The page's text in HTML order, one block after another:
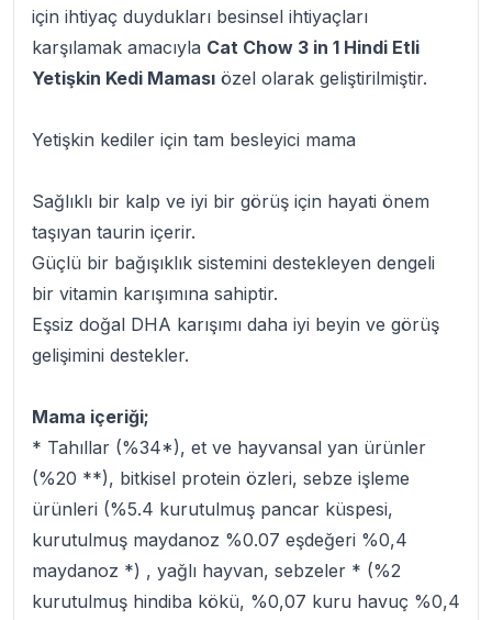
için ihtiyaç duydukları besinsel ihtiyaçları
karşılamak amacıyla Cat Chow 3 in 1 Hindi Etli
Yetişkin Kedi Maması özel olarak geliştirilmiştir.
Yetişkin kediler için tam besleyici mama
Sağlıklı bir kalp ve iyi bir görüş için hayati önem
taşıyan taurin içerir.
Güçlü bir bağışıklık sistemini destekleyen dengeli
bir vitamin karışımına sahiptir.
Eşsiz doğal DHA karışımı daha iyi beyin ve görüş
gelişimini destekler.
Mama içeriği;
* Tahıllar (%34*), et ve hayvansal yan ürünler
(%20 **), bitkisel protein özleri, sebze işleme
ürünleri (%5.4 kurutulmuş pancar küspesi,
kurutulmuş maydanoz %0.07 eşdeğeri %0,4
maydanoz *) , yağlı hayvan, sebzeler * (%2
kurutulmuş hindiba kökü, %0,07 kuru havuç %0,4